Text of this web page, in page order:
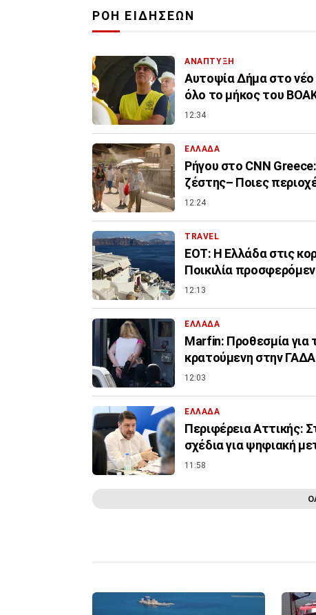
ΡΟΗ ΕΙΔΗΣΕΩΝ
ΑΝΑΠΤΥΞΗ
Αυτοψία Δήμα στο
όλο το μήκος του
12:34
ΕΛΛΑΔΑ
Ρήγου στο CNN
ζέστης– Ποιες
12:24
TRAVEL
ΕΟΤ: Η Ελλάδα στις
Ποικιλία
12:13
ΕΛΛΑΔΑ
Marfin: Προθεσμία για
κρατούμενη στην ΓΑΔΑ
12:03
ΕΛΛΑΔΑ
Περιφέρεια Αττικής:
σχέδια για ψηφιακή
11:58